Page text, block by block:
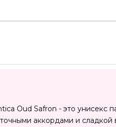
Oud Safron - это унисекс
аккордами и сладкой